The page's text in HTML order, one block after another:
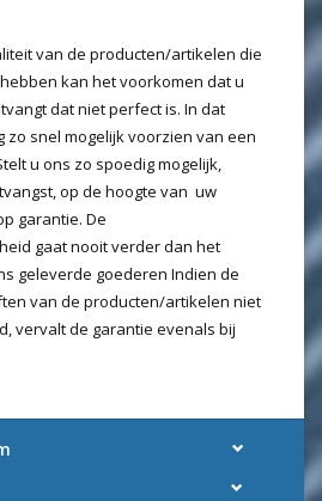
van de producten/artikelen die
kan het voorkomen dat u
dat niet perfect is. In dat
zo snel mogelijk voorzien van een
u ons zo spoedig mogelijk,
op de hoogte van uw
garantie. De
gaat nooit verder dan het
geleverde goederen Indien de
van de producten/artikelen niet
vervalt de garantie evenals bij